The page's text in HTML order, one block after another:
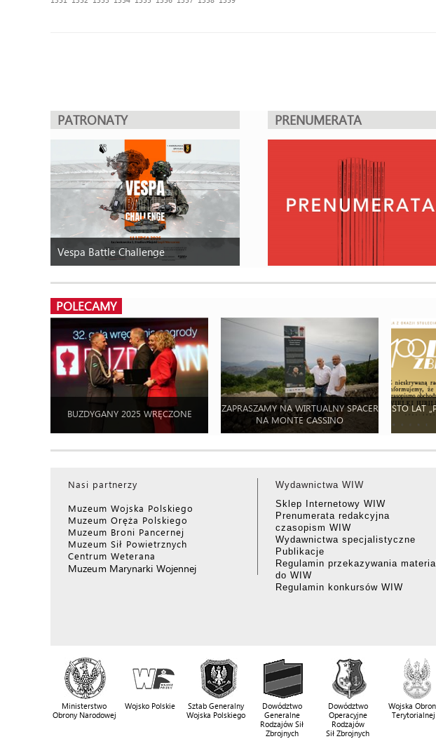
PATRONATY
Vespa Battle Challenge
PRENUMERATA
POLECAMY
BUZDYGANY 2025 WRĘCZONE
ZAPRASZAMY NA WIRTUALNY SPACER
NA MONTE CASSINO
STO LAT
Nasi partnerzy
Muzeum Wojska Polskiego
Muzeum Oręża Polskiego
Muzeum Broni Pancernej
Muzeum Sił Powietrznych
Centrum Weterana
Muzeum Marynarki Wojennej
Wydawnictwa WIW
Sklep Internetowy WIW
Prenumerata redakcyjna
czasopism WIW
Wydawnictwa specjalistyczne
Publikacje
Regulamin przekazywania
do WIW
Regulamin konkursów WIW
Ministerstwo
Obrony Narodowej
Wojsko Polskie
Sztab Generalny
Wojska Polskiego
Dowództwo
Generalne
Rodzajów Sił
Zbrojnych
Dowództwo
Operacyjne
Rodzajów
Sił Zbrojnych
Wojska
Terytorialnej